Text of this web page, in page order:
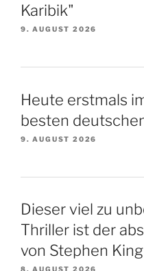
Karibik"
9. AUGUST 2026
Heute erstmals
besten
9. AUGUST 2026
Dieser viel zu
Thriller ist der
von Stephen King
8. AUGUST 2026